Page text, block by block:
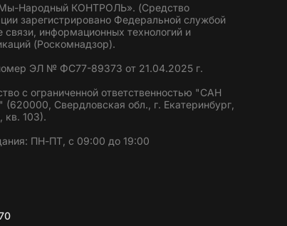
Народный КОНТРОЛЬ». (Средство
зарегистрировано Федеральной службой
связи, информационных технологий и
(Роскомнадзор).
ЭЛ № ФС77-89373 от 21.04.2025 г.
с ограниченной ответственностью "САН
Свердловская обл., г. Екатеринбург,
103).
ПН-ПТ, с 09:00 до 19:00